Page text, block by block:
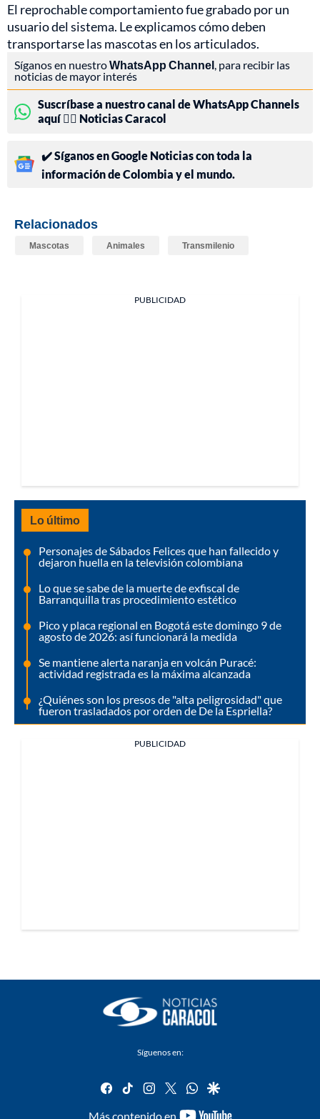
El reprochable comportamiento fue grabado por un
usuario del sistema. Le explicamos cómo deben
transportarse las mascotas en los articulados.
Síganos en nuestroWhatsApp Channel , para recibir las
noticias de mayor interés
Suscríbase a nuestro canal de WhatsApp Channels
aquí 👉🏻 Noticias Caracol
✔️ Síganos en Google Noticias con toda la
información de Colombia y el mundo.
Relacionados
Mascotas Animales Transmilenio
PUBLICIDAD
Lo último
Personajes de Sábados Felices que han fallecido y
dejaron huella en la televisión colombiana
Lo que se sabe de la muerte de exfiscal de
Barranquilla tras procedimiento estético
Pico y placa regional en Bogotá este domingo 9 de
agosto de 2026: así funcionará la medida
Se mantiene alerta naranja en volcán Puracé:
actividad registrada es la máxima alcanzada
¿Quiénes son los presos de "alta peligrosidad" que
fueron trasladados por orden de De la Espriella?
PUBLICIDAD
Síguenos en:
facebook
tiktok instagram
twitterwhatsapp
google
Más contenido en
youtube-